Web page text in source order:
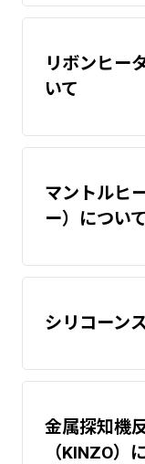
度コント
リボンヒー
いて
マントルヒ
ー）について
シリコーン
金属探知機
（KINZO）